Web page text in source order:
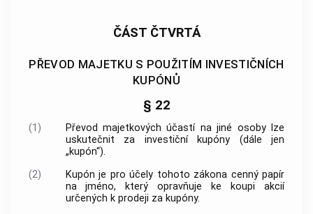
ČÁST ČTVRTÁ
PŘEVOD MAJETKU S POUŽITÍM INVESTIČNÍCH
KUPÓNŮ
§ 22
(1)
Převod majetkových účastí na jiné osoby lze
uskutečnit za investiční kupóny (dále jen
„kupón“).
(2)
Kupón je pro účely tohoto zákona cenný papír
na jméno, který opravňuje ke koupi akcií
určených k prodeji za kupóny.